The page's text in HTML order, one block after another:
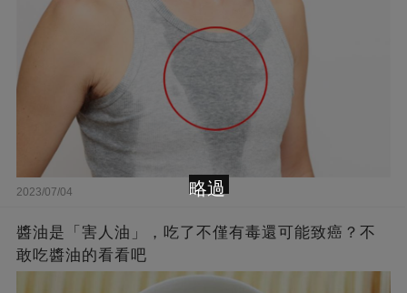
2023/07/04
醬油是「害人油」，吃了不僅有毒還可能致癌？不
敢吃醬油的看看吧
略過